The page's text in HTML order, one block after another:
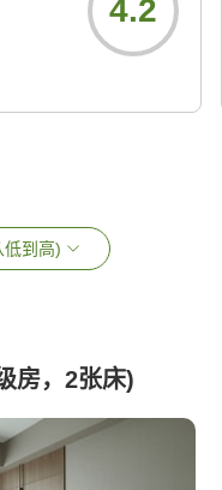
4.2
低到高)
房，2张床)